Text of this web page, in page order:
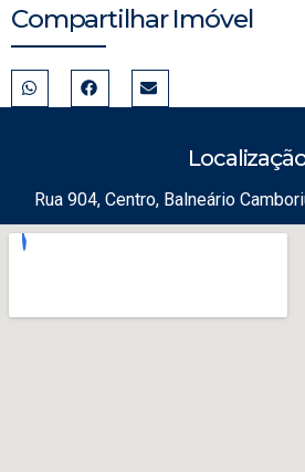
Compartilhar Imóvel
Rua 904, Centro, Balneário